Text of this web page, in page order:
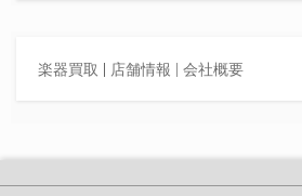
楽器買取 | 店舗情報 | 会社概要